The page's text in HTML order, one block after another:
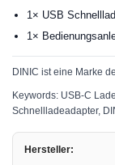
1× USB
1×
DINIC ist eine Marke
Keywords: USB-C
Schnellladeadapter,
Hersteller: